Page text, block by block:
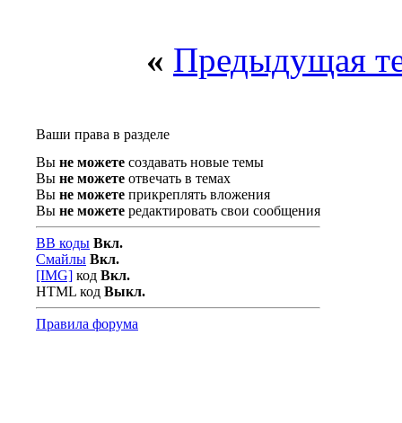
« Предыдущая
Ваши права в разделе
Вы не можете создавать новые темы
Вы не можете отвечать в темах
Вы не можете прикреплять вложения
Вы не можете редактировать свои сообщения
BB коды Вкл.
Смайлы Вкл.
[IMG] код Вкл.
HTML код Выкл.
Правила форума